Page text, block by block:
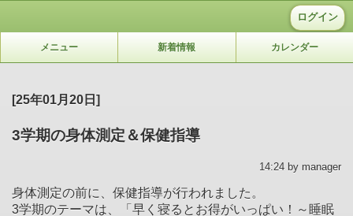
ログイン
メニュー 新着情報 カレンダー
[25年01月20日]
3学期の身体測定＆保健指導
14:24 by manager
身体測定の前に、保健指導が行われました。
3学期のテーマは、「早く寝るとお得がいっぱい！～睡眠